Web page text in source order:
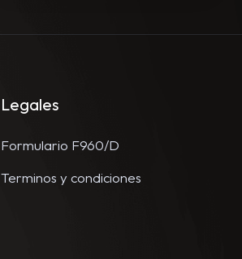
Legales
Formulario F960/D
Terminos y condiciones